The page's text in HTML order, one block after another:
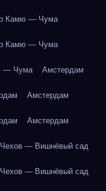
Камю — Чума
Камю — Чума
— Чума Амстердам
Амстердам
Амстердам
— Вишнёвый сад
— Вишнёвый сад